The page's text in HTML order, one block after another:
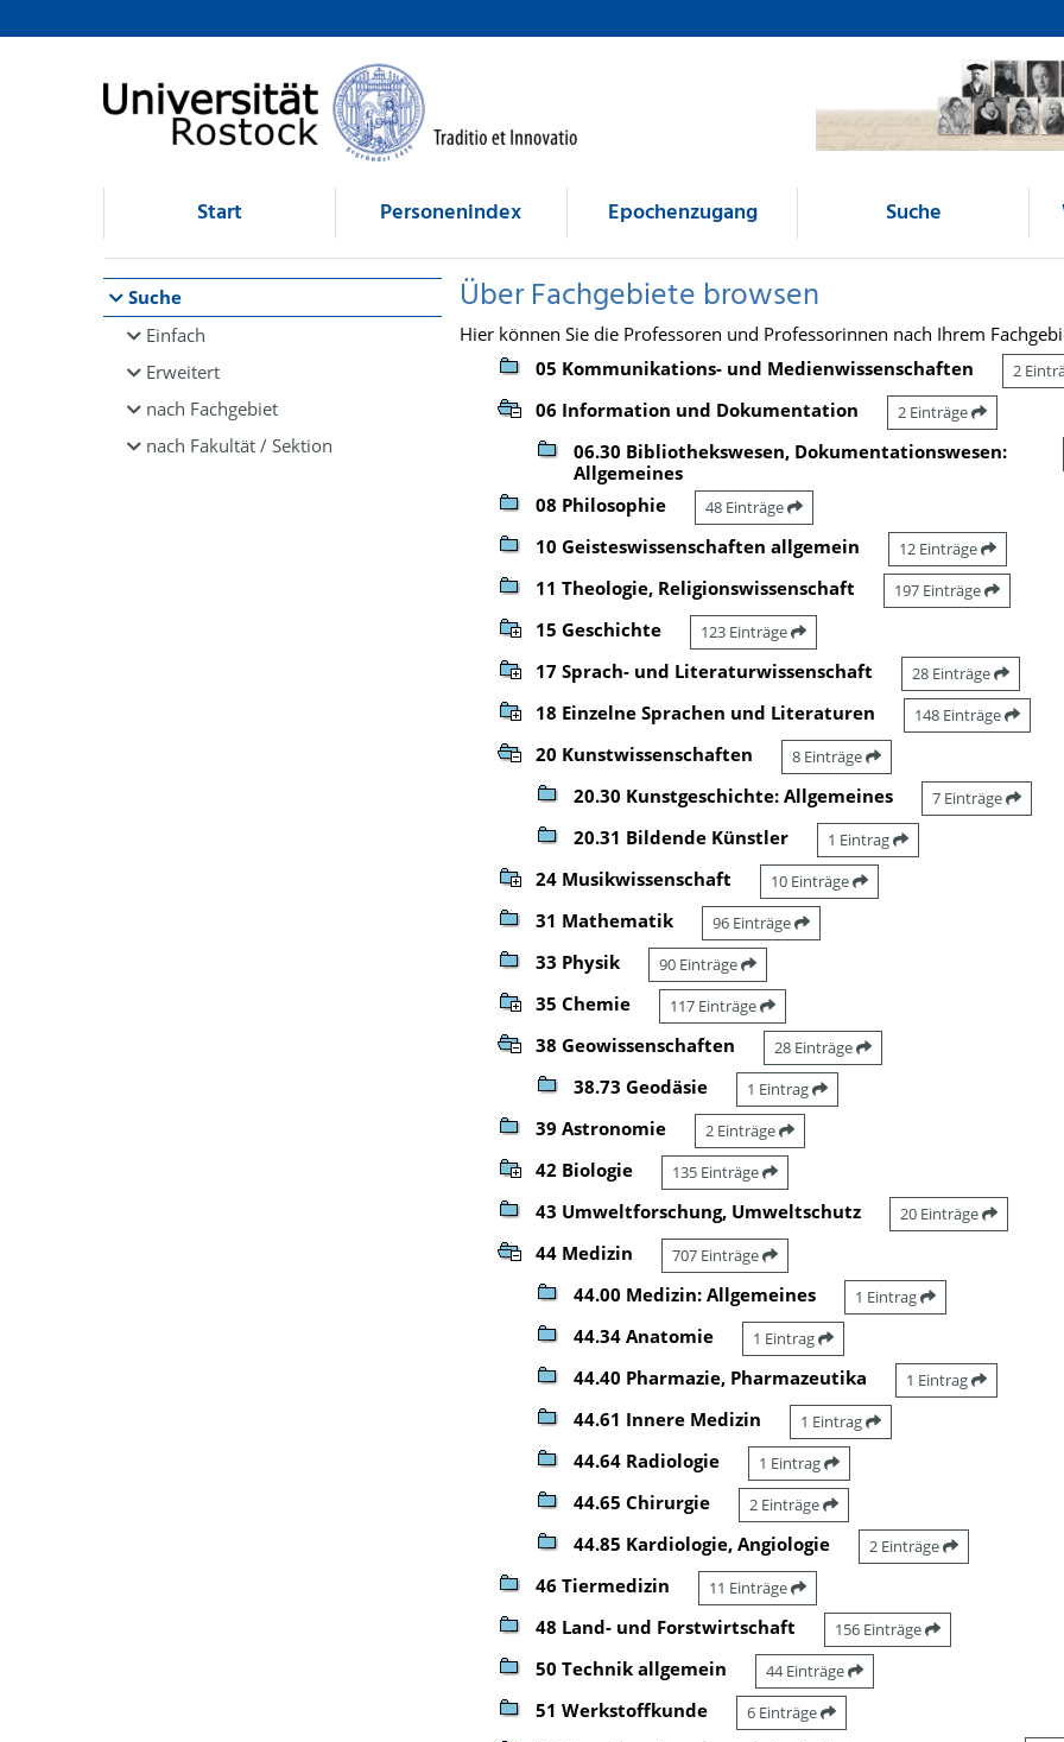
Browsen
direkt zum Inhalt
Start Personenindex Epochenzugang Suche
Suche
Einfach
Erweitert
nach Fachgebiet
nach Fakultät / Sektion
Über Fachgebiete browsen
Hier können Sie die Professoren und Professorinnen nach Ihrem
05 Kommunikations- und Medienwissenschaften
2
06 Information und Dokumentation 2 Einträge
06.30 Bibliothekswesen, Dokumentationswesen:
Allgemeines
08 Philosophie 48 Einträge
10 Geisteswissenschaften allgemein 12 Einträge
11 Theologie, Religionswissenschaft 197 Einträge
15 Geschichte 123 Einträge
17 Sprach- und Literaturwissenschaft 28 Einträge
18 Einzelne Sprachen und Literaturen 148 Einträge
20 Kunstwissenschaften 8 Einträge
20.30 Kunstgeschichte: Allgemeines 7 Einträge
20.31 Bildende Künstler 1 Eintrag
24 Musikwissenschaft 10 Einträge
31 Mathematik 96 Einträge
33 Physik 90 Einträge
35 Chemie 117 Einträge
38 Geowissenschaften 28 Einträge
38.73 Geodäsie 1 Eintrag
39 Astronomie 2 Einträge
42 Biologie 135 Einträge
43 Umweltforschung, Umweltschutz 20 Einträge
44 Medizin 707 Einträge
44.00 Medizin: Allgemeines 1 Eintrag
44.34 Anatomie 1 Eintrag
44.40 Pharmazie, Pharmazeutika 1 Eintrag
44.61 Innere Medizin 1 Eintrag
44.64 Radiologie 1 Eintrag
44.65 Chirurgie 2 Einträge
44.85 Kardiologie, Angiologie 2 Einträge
46 Tiermedizin 11 Einträge
48 Land- und Forstwirtschaft 156 Einträge
50 Technik allgemein 44 Einträge
51 Werkstoffkunde 6 Einträge